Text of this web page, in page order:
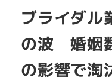
ブライダル
の波 婚姻
の影響で淘